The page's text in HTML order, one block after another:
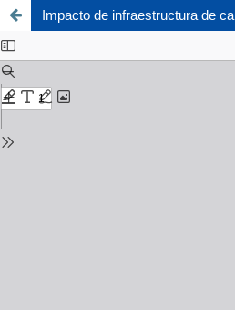
Impacto de infraestructura de